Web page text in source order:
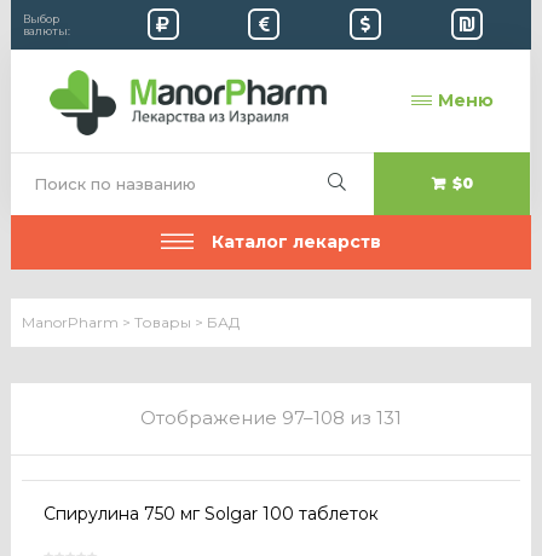
Выбор
валюты:
Меню
$0
Каталог лекарств
ManorPharm > Товары > БАД
Отображение 97–108 из 131
Спирулина 750 мг Solgar 100 таблеток